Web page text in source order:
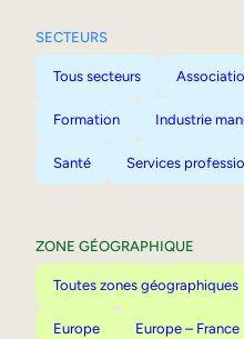
SECTEURS
Tous secteurs
Formation Industrie
Santé Services
ZONE GÉOGRAPHIQUE
Toutes zones géographiques
Europe Europe – France